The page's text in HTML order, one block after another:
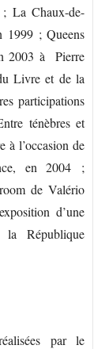
La Chaux-de-
1999 ; Queens
2003 à Pierre
Livre et de la
participations
ténèbres et
l’occasion de
en 2004 ;
de Valério
d’une
la République
par le